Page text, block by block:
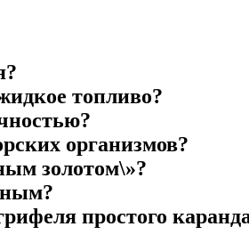
топливо?
организмов?
золотом\»?
простого